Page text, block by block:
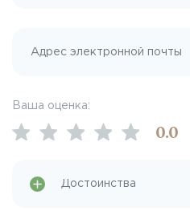
Ваша оценка:
0.0